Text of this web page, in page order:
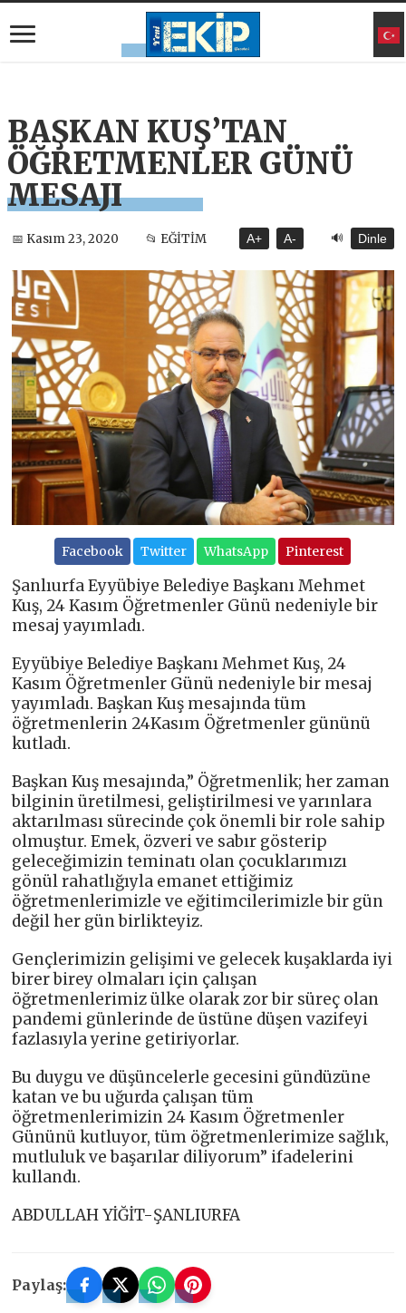
BAŞKAN KUŞ’TAN
ÖĞRETMENLER GÜNÜ
MESAJI
📅 Kasım 23, 2020 📂 EĞİTİM A+ A- 🔊 Dinle
Facebook Twitter WhatsApp Pinterest
Şanlıurfa Eyyübiye Belediye Başkanı Mehmet
Kuş, 24 Kasım Öğretmenler Günü nedeniyle bir
mesaj yayımladı.
Eyyübiye Belediye Başkanı Mehmet Kuş, 24
Kasım Öğretmenler Günü nedeniyle bir mesaj
yayımladı. Başkan Kuş mesajında tüm
öğretmenlerin 24Kasım Öğretmenler gününü
kutladı.
Başkan Kuş mesajında,” Öğretmenlik; her zaman
bilginin üretilmesi, geliştirilmesi ve yarınlara
aktarılması sürecinde çok önemli bir role sahip
olmuştur. Emek, özveri ve sabır gösterip
geleceğimizin teminatı olan çocuklarımızı
gönül rahatlığıyla emanet ettiğimiz
öğretmenlerimizle ve eğitimcilerimizle bir gün
değil her gün birlikteyiz.
Gençlerimizin gelişimi ve gelecek kuşaklarda iyi
birer birey olmaları için çalışan
öğretmenlerimiz ülke olarak zor bir süreç olan
pandemi günlerinde de üstüne düşen vazifeyi
fazlasıyla yerine getiriyorlar.
Bu duygu ve düşüncelerle gecesini gündüzüne
katan ve bu uğurda çalışan tüm
öğretmenlerimizin 24 Kasım Öğretmenler
Gününü kutluyor, tüm öğretmenlerimize sağlık,
mutluluk ve başarılar diliyorum” ifadelerini
kullandı.
ABDULLAH YİĞİT-ŞANLIURFA
Paylaş: